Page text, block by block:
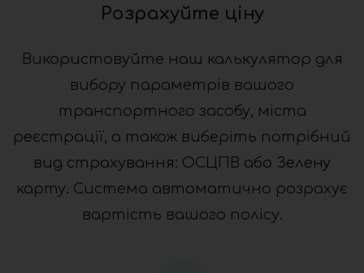
Розрахуйте ціну
Використовуйте наш калькулятор для
вибору параметрів вашого
транспортного засобу, міста
реєстрації, а також виберіть потрібний
вид страхування: ОСЦПВ або Зелену
карту. Система автоматично розрахує
вартість вашого полісу.